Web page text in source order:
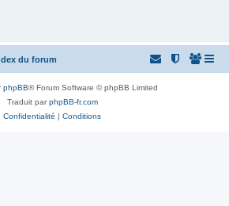
du forum
phpBB® Forum Software © phpBB Limited
Traduit parphpBB-fr.com
Confidentialité | Conditions